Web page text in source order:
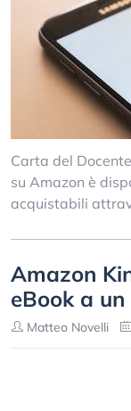
Carta del
su Amazon è
acquistabili
Amazon
eBook a
Matteo Novelli